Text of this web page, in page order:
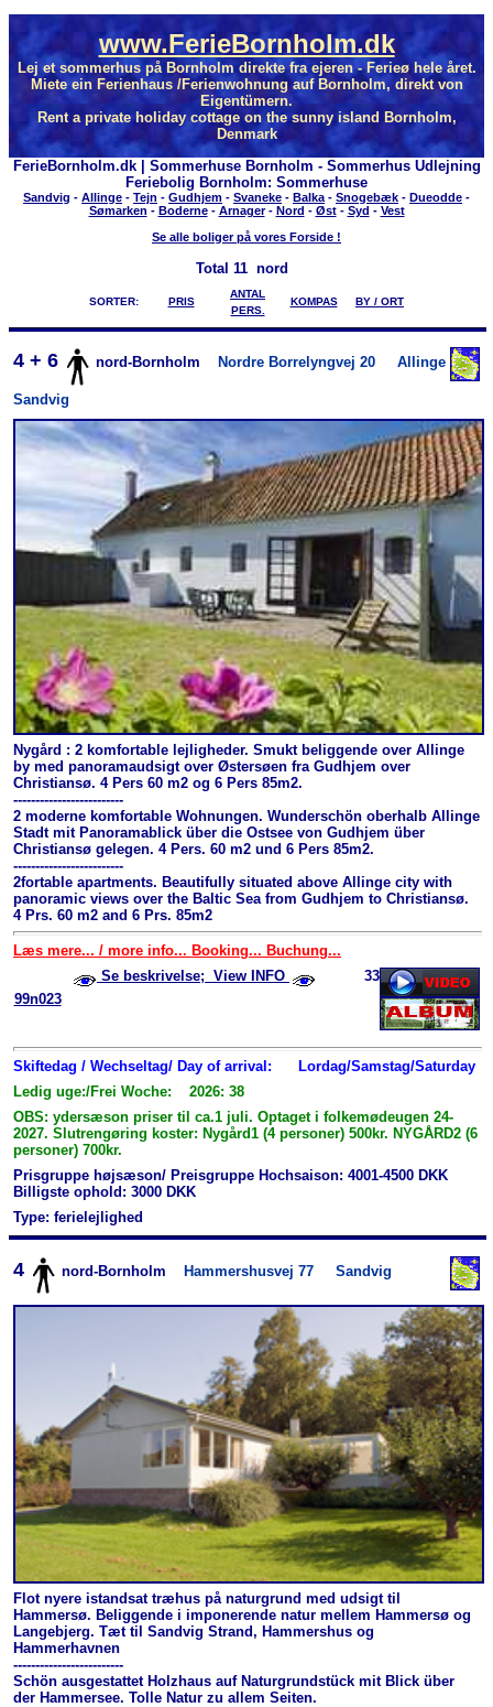
www.FerieBornholm.dk
Lej et sommerhus på Bornholm direkte fra ejeren - Ferieø hele året.
Miete ein Ferienhaus /Ferienwohnung auf Bornholm, direkt von
Eigentümern.
Rent a private holiday cottage on the sunny island Bornholm,
Denmark
FerieBornholm.dk | Sommerhuse Bornholm - Sommerhus Udlejning
Feriebolig Bornholm: Sommerhuse
Sandvig - Allinge - Tejn - Gudhjem - Svaneke - Balka - Snogebæk - Dueodde -
Sømarken - Boderne- Arnager- Nord - Øst- Syd - Vest
Se alle boliger på vores Forside !
Total 11 nord
SORTER: PRIS
ANTAL
PERS.
KOMPAS BY / ORT
4 + 6 nord-Bornholm Nordre Borrelyngvej 20 Allinge
Sandvig
Nygård : 2 komfortable lejligheder. Smukt beliggende over Allinge
by med panoramaudsigt over Østersøen fra Gudhjem over
Christiansø. 4 Pers 60 m2 og 6 Pers 85m2.
-------------------------
2 moderne komfortable Wohnungen. Wunderschön oberhalb Allinge
Stadt mit Panoramablick über die Ostsee von Gudhjem über
Christiansø gelegen. 4 Pers. 60 m2 und 6 Pers 85m2.
-------------------------
2fortable apartments. Beautifully situated above Allinge city with
panoramic views over the Baltic Sea from Gudhjem to Christiansø.
4 Prs. 60 m2 and 6 Prs. 85m2
Læs mere... / more info... Booking... Buchung...
99n023
Se beskrivelse; View INFO 33
Skiftedag / Wechseltag/ Day of arrival:
Lordag/Samstag/Saturday
Ledig uge:/Frei Woche: 2026: 38
OBS: ydersæson priser til ca.1 juli. Optaget i folkemødeugen 24-
2027. Slutrengøring koster: Nygård1 (4 personer) 500kr. NYGÅRD2 (6
personer) 700kr.
Prisgruppe højsæson/ Preisgruppe Hochsaison: 4001-4500 DKK
Billigste ophold: 3000 DKK
Type: ferielejlighed
4 nord-Bornholm Hammershusvej 77 Sandvig
Flot nyere istandsat træhus på naturgrund med udsigt til
Hammersø. Beliggende i imponerende natur mellem Hammersø og
Langebjerg. Tæt til Sandvig Strand, Hammershus og
Hammerhavnen
-------------------------
Schön ausgestattet Holzhaus auf Natur­grundstück mit Blick über
der Hammersee. Tolle Natur zu allem Seiten.